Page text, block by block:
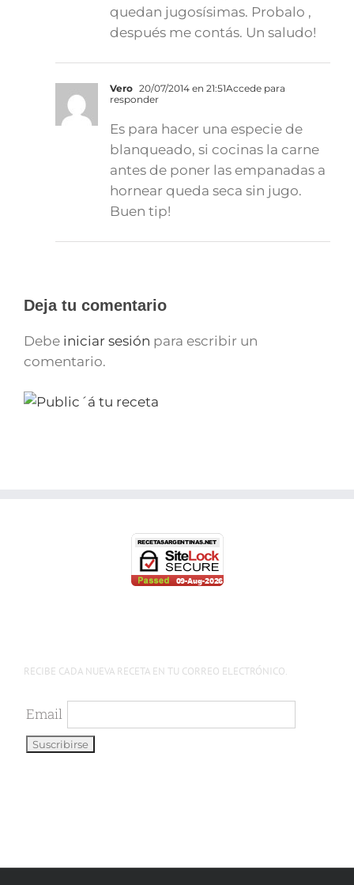
quedan jugosísimas. Probalo ,
después me contás. Un saludo!
Vero 20/07/2014 en 21:51Accede para
responder
Es para hacer una especie de
blanqueado, si cocinas la carne
antes de poner las empanadas a
hornear queda seca sin jugo.
Buen tip!
Deja tu comentario
Debe iniciar sesión para escribir un
comentario.
RECIBE CADA NUEVA RECETA EN TU CORREO ELECTRÓNICO.
Email